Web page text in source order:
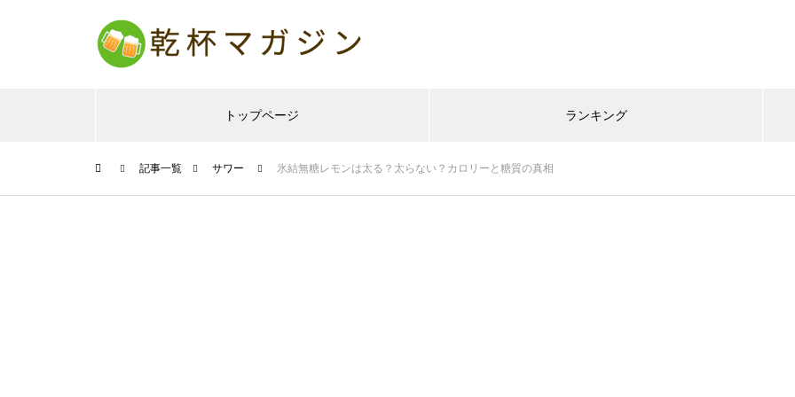
トップページ ランキング
記事一覧 サワー 氷結無糖レモンは太る？太らない？カロリーと糖質の真相